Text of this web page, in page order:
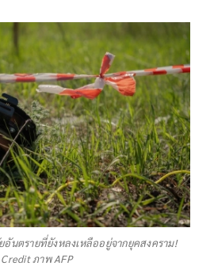
นตรายที่ยังหลงเหลืออยู่จากยุคสงคราม!
Credit ภาพ AFP